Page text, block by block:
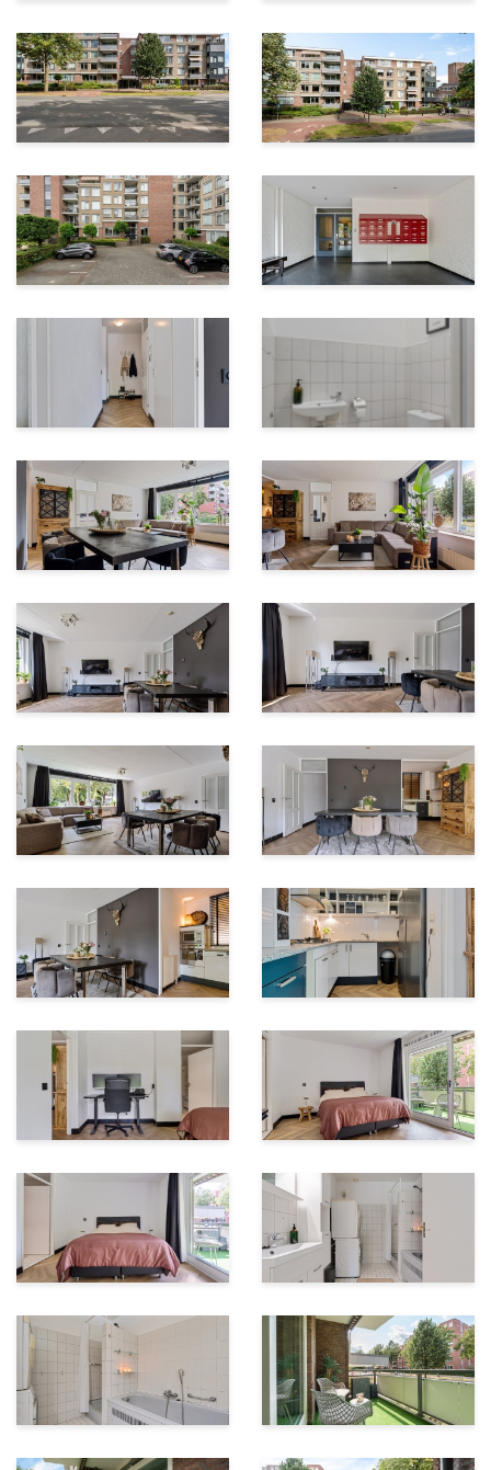
Eigenaren. De servicekosten bedragen € 256,- per
maand (appartement, berging , parkeerplaats en
studio).
Alles op loopafstand: centrum, station, parken en
voorzieningen.
Kortom: een bijzonder en veelzijdig appartement met
een extra studio op een A-locatie in Apeldoorn. Of u nu
kiest voor werken, wonen, logeren of verhuren – de
mogelijkheden zijn eindeloos. Informeer altijd bij de
VvE of uw gewenste gebruik is toegestaan.
Vraagprijs: € 375.000,- k.k.
Aanvaarding: in overleg